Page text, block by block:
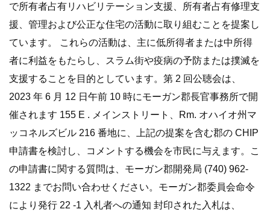
で所有者占有リハビリテーション支援、所有者占有修理支
援、管理および公正な住宅の活動に取り組むことを提案し
ています。 これらの活動は、主に低所得者または中所得
者に利益をもたらし、スラム街や疫病の予防または撲滅を
支援することを目的としています。第 2 回公聴会は、
2023 年 6 月 12 日午前 10 時にモーガン郡長官事務所で開
催されます 155 E . メインストリート、Rm. オハイオ州マ
ッコネルズビル 216 番地に、上記の提案を含む郡の CHIP
申請書を検討し、コメントする機会を市民に与えます。こ
の申請書に関する質問は、モーガン郡開発局 (740) 962-
1322 までお問い合わせください。モーガン郡委員会命令
により発行 22 -1 入札者への通知 封印された入札は、